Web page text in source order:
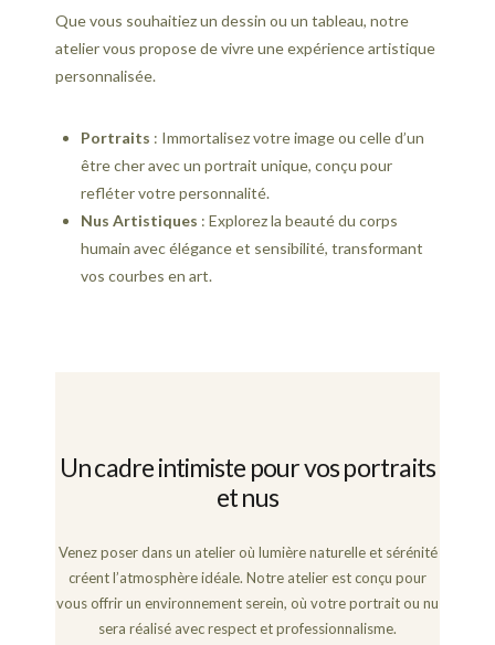
Que vous souhaitiez un dessin ou un tableau, notre
atelier vous propose de vivre une expérience artistique
personnalisée.
Portraits : Immortalisez votre image ou celle d’un
être cher avec un portrait unique, conçu pour
refléter votre personnalité.
Nus Artistiques : Explorez la beauté du corps
humain avec élégance et sensibilité, transformant
vos courbes en art.
Un cadre intimiste pour vos portraits
et nus
Venez poser dans un atelier où lumière naturelle et sérénité
créent l’atmosphère idéale. Notre atelier est conçu pour
vous offrir un environnement serein, où votre portrait ou nu
sera réalisé avec respect et professionnalisme.